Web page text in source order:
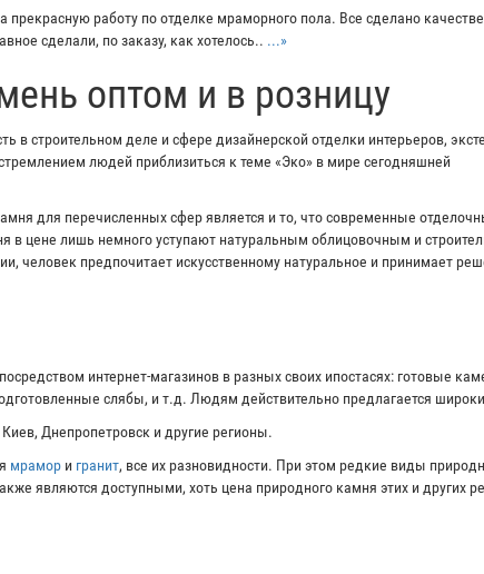
своего дома. Больше всего понравилось - индивидуальный подход к
Отец остался очень доволен......»
оптом и в розницу
строительном деле и сфере дизайнерской отделки интерьеров,
людей приблизиться к теме «Эко» в мире сегодняшней
для перечисленных сфер является и то, что современные
в цене лишь немного уступают натуральным облицовочным и
человек предпочитает искусственному натуральное и принимает
интернет-магазинов в разных своих ипостасях: готовые
слябы, и т.д. Людям действительно предлагается
Днепропетровск и другие регионы.
мрамор и гранит, все их разновидности. При этом редкие виды
являются доступными, хоть цена природного камня этих и других